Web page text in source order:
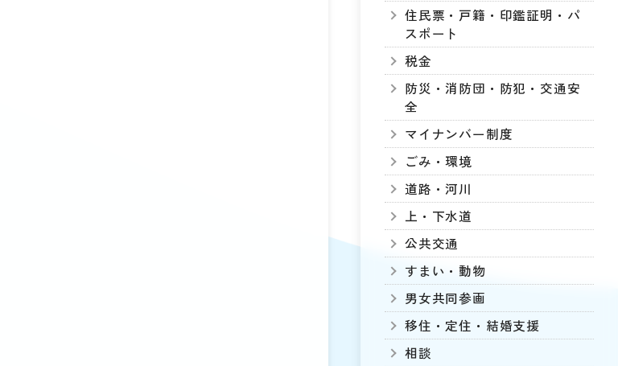
住民票・戸籍・印鑑証明・パ
スポート
税金
防災・消防団・防犯・交通安
全
マイナンバー制度
ごみ・環境
道路・河川
上・下水道
公共交通
すまい・動物
男女共同参画
移住・定住・結婚支援
相談